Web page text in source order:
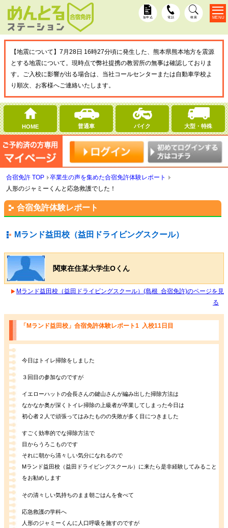
仮申込 電話 検索
【地震について】7月28日 16時27分頃に発生した、熊本県熊本地方を震源
とする地震について。現時点で弊社提携の教習所の無事は確認しておりま
す。ご入校に影響が出る場合は、当社コールセンターまたは自動車学校よ
り順次、お客様へご連絡いたします。
HOME 普通車 バイク 大型・特殊
MENU
合宿免許 TOP
卒業生の声を集めた合宿免許体験レポート
人形のジャミーくんと応急救護でした！
合宿免許体験レポート
Mランド益田校（益田ドライビングスクール）
関東在住某大学生Oくん
Mランド益田校（益田ドライビングスクール）(島根 合宿免許)のページを見
る
「Mランド益田校」合宿免許体験レポート1 入校11日目
今日はトイレ掃除をしました
３回目の参加なのですが
イエローハットの会長さんの鍵山さんが編み出した掃除方法は
なかなか奥が深くトイレ掃除の上級者が卒業してしまった今日は
初心者２人で頑張ってはみたものの失敗が多く目につきました
すごく効率的でな掃除方法で
目からうろこものです
それに朝から清々しい気分になれるので
Mランド益田校（益田ドライビングスクール）に来たら是非経験してみること
をお勧めします
その清々しい気持ちのまま朝ごはんを食べて
応急救護の学科へ
人形のジャミーくんに人口呼吸を施すのですが